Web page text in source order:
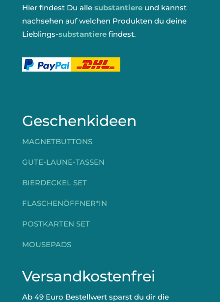
Hier findest Du alle substantiereund kannst
nachsehen auf welchen Produkten du deine
Lieblings-substantierefindest.
Geschenkideen
MAGNETBUTTONS
GUTE-LAUNE-TASSEN
BIERDECKEL SET
FLASCHENÖFFNER*IN
POSTKARTEN SET
MOUSEPADS
Versandkostenfrei
Ab 49 Euro Bestellwert sparst du dir die